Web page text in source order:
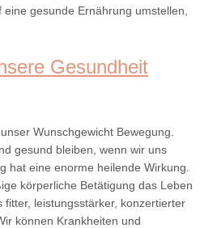
gesunde Ernährung umstellen,
Gesundheit
Wunschgewicht Bewegung.
gesund bleiben, wenn wir uns
hat eine enorme heilende Wirkung.
körperliche Betätigung das Leben
leistungsstärker, konzertierter
können Krankheiten und